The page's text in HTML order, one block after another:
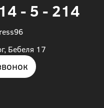
- 5 - 214
Бебеля 17